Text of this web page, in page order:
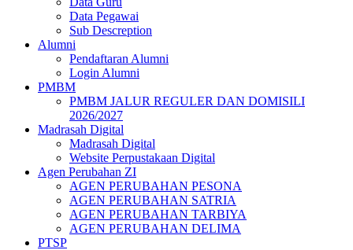
Data Pegawai
Sub Descreption
Alumni
Pendaftaran Alumni
Login Alumni
PMBM
PMBM JALUR REGULER DAN DOMISILI
2026/2027
Madrasah Digital
Madrasah Digital
Website Perpustakaan Digital
Agen Perubahan ZI
AGEN PERUBAHAN PESONA
AGEN PERUBAHAN SATRIA
AGEN PERUBAHAN TARBIYA
AGEN PERUBAHAN DELIMA
PTSP